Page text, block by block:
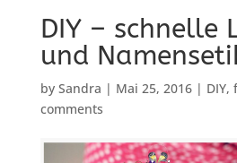
DIY – schnelle
und
by Sandra | Mai 25, 2016| DIY,
comments